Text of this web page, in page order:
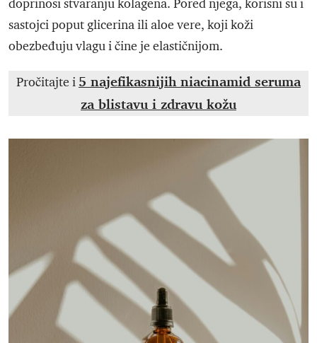
doprinosi stvaranju kolagena. Pored njega, korisni su i
sastojci poput glicerina ili aloe vere, koji koži
obezbeđuju vlagu i čine je elastičnijom.
Pročitajte i 5 najefikasnijih niacinamid seruma
za blistavu i zdravu kožu